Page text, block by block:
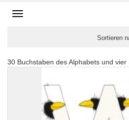
Toggle
Sortieren
Alphabet
30 Buchstaben des Alphabets und vier